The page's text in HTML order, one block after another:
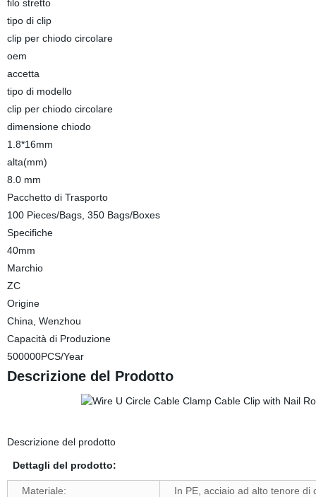
filo stretto
tipo di clip
clip per chiodo circolare
oem
accetta
tipo di modello
clip per chiodo circolare
dimensione chiodo
1.8*16mm
alta(mm)
8.0 mm
Pacchetto di Trasporto
100 Pieces/Bags, 350 Bags/Boxes
Specifiche
40mm
Marchio
ZC
Origine
China, Wenzhou
Capacità di Produzione
500000PCS/Year
Descrizione del Prodotto
Descrizione del prodotto
Dettagli del prodotto:
Materiale:
In PE, acciaio ad alto tenore di